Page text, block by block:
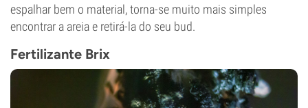
espalhar bem o material, torna-se muito mais simples
encontrar a areia e retirá-la do seu bud.
Fertilizante Brix